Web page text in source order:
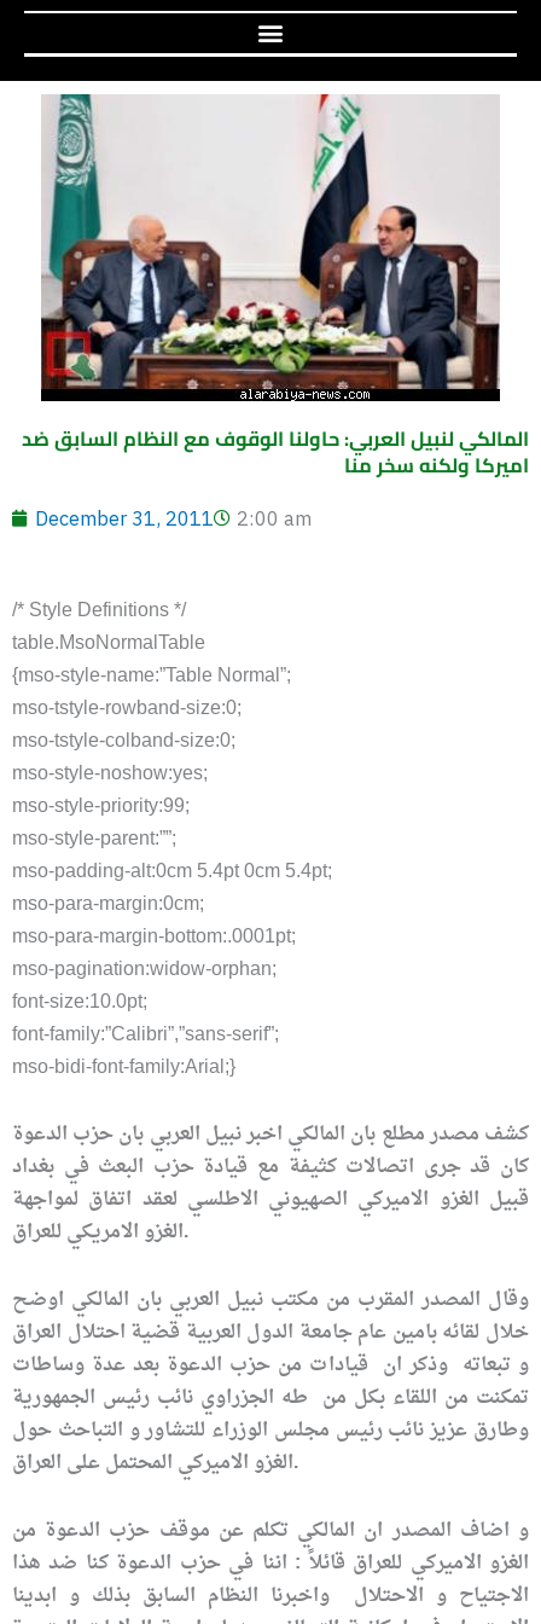
المالكي لنبيل العربي: حاولنا الوقوف مع النظام السابق ضد
اميركا ولكنه سخر منا
December 31, 2011 2:00 am
/* Style Definitions */
table.MsoNormalTable
{mso-style-name:”Table Normal”;
mso-tstyle-rowband-size:0;
mso-tstyle-colband-size:0;
mso-style-noshow:yes;
mso-style-priority:99;
mso-style-parent:””;
mso-padding-alt:0cm 5.4pt 0cm 5.4pt;
mso-para-margin:0cm;
mso-para-margin-bottom:.0001pt;
mso-pagination:widow-orphan;
font-size:10.0pt;
font-family:”Calibri”,”sans-serif”;
mso-bidi-font-family:Arial;}
كشف مصدر مطلع بان المالكي اخبر نبيل العربي بان حزب الدعوة
كان قد جرى اتصالات كثيفة مع قيادة حزب البعث في بغداد
قبيل الغزو الاميركي الصهيوني الاطلسي لعقد اتفاق لمواجهة
الغزو الامريكي للعراق.
وقال المصدر المقرب من مكتب نبيل العربي بان المالكي اوضح
خلال لقائه بامين عام جامعة الدول العربية قضية احتلال العراق
و تبعاته وذكر ان قيادات من حزب الدعوة بعد عدة وساطات
تمكنت من اللقاء بكل من طه الجزراوي نائب رئيس الجمهورية
وطارق عزيز نائب رئيس مجلس الوزراء للتشاور و التباحث حول
الغزو الاميركي المحتمل على العراق.
و اضاف المصدر ان المالكي تكلم عن موقف حزب الدعوة من
الغزو الاميركي للعراق قائلاً : اننا في حزب الدعوة كنا ضد هذا
الاجتياح و الاحتلال واخبرنا النظام السابق بذلك و ابدينا